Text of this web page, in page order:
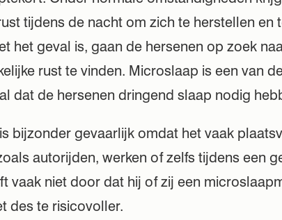
tijdens de nacht om zich te herstellen en
het geval is, gaan de hersenen op zoek
rust te vinden. Microslaap is een van
dat de hersenen dringend slaap nodig
bijzonder gevaarlijk omdat het vaak
autorijden, werken of zelfs tijdens een
vaak niet door dat hij of zij een
des te risicovoller.